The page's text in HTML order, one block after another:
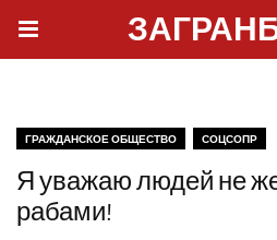
ГРАЖДАНСКОЕ ОБЩЕСТВО СОЦСОПР
Я уважаю людей не
рабами!